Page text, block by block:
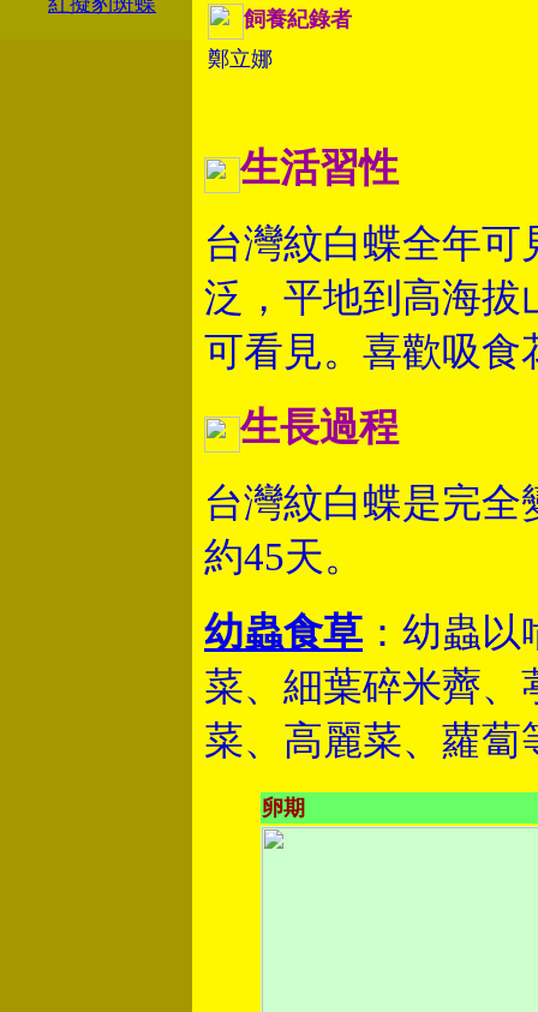
飼養紀錄者
鄭立娜
生活習性
台灣紋白蝶全年
泛，平地到高海拔
可看見。喜歡吸食
生長過程
台灣紋白蝶是完
約45天。
幼蟲食草 ：幼蟲
菜、細葉碎米薺、
菜、高麗菜、蘿蔔
卵期